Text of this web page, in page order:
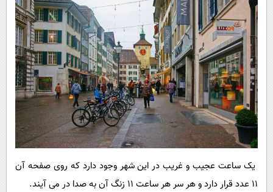
یک ساعت عجیب و غریب در این شهر وجود دارد که روی صفحه آن
11 عدد قرار دارد و هر سر هر ساعت 11 زنگ آن به صدا در می آیند.